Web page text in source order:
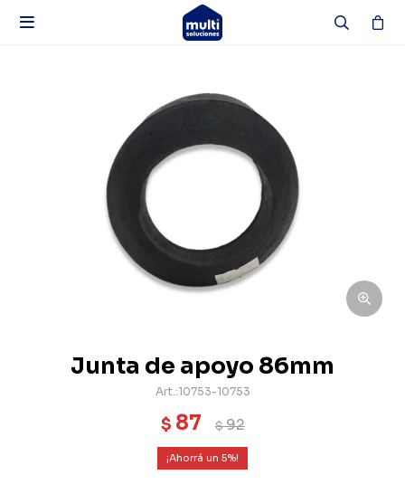

Junta de apoyo 86mm
10753-10753
$ 87 $92
5